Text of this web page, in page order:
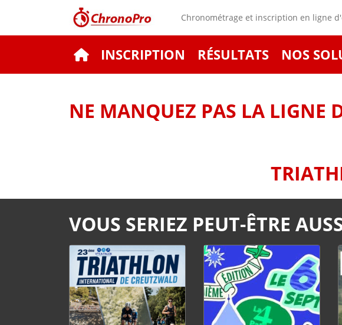
Chronométrage et inscription en ligne
INSCRIPTION RÉSULTATS NOS
NE MANQUEZ PAS LA LIGNE
VOUS SERIEZ PEUT-ÊTRE